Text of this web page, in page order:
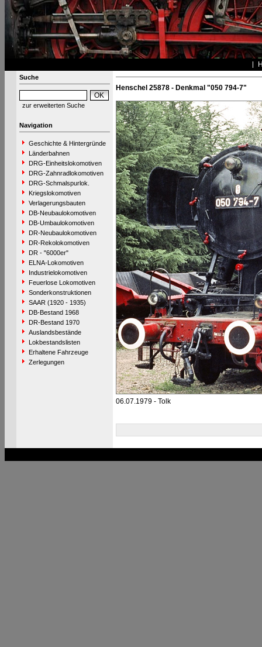
Suche
zur erweiterten Suche
Navigation
Geschichte & Hintergründe
Länderbahnen
DRG-Einheitslokomotiven
DRG-Zahnradlokomotiven
DRG-Schmalspurlok.
Kriegslokomotiven
Verlagerungsbauten
DB-Neubaulokomotiven
DB-Umbaulokomotiven
DR-Neubaulokomotiven
DR-Rekolokomotiven
DR - "6000er"
ELNA-Lokomotiven
Industrielokomotiven
Feuerlose Lokomotiven
Sonderkonstruktionen
SAAR (1920 - 1935)
DB-Bestand 1968
DR-Bestand 1970
Auslandsbestände
Lokbestandslisten
Erhaltene Fahrzeuge
Zerlegungen
Henschel 25878 - Denkmal "050 794-7"
06.07.1979 - Tolk